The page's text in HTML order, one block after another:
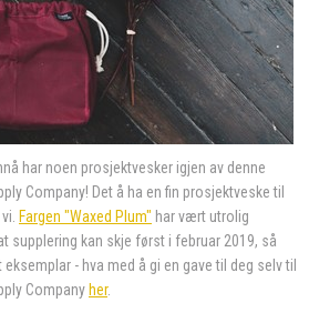
har noen prosjektvesker igjen av denne
Company! Det å ha en fin prosjektveske til
Fargen "Waxed Plum" har vært utrolig
supplering kan skje først i februar 2019, så
- hva med å gi en gave til deg selv til
Company her.